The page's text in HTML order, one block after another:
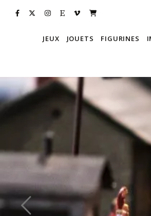
JEUX JOUETS FIGURINES